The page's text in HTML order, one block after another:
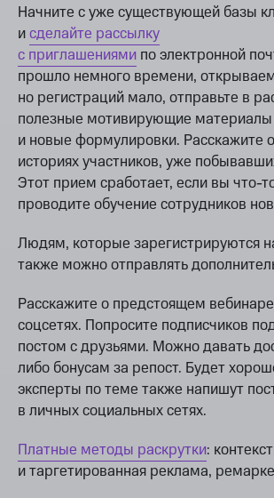
Начните с уже существующей базы
исделайте рассылку
с приглашениями по электронной
прошло немного времени,
но регистраций мало, отправьте в
полезные мотивирующие
и новые формулировки. Расскажите
историях участников, уже
Этот прием сработает, если вы что-
проводите обучение сотрудников
Людям, которые зарегистрируются
также можно отправлять
Расскажите о предстоящем
соцсетях. Попросите подписчиков
постом с друзьями. Можно давать
либо бонусам за репост. Будет
эксперты по теме также напишут
в личных социальных сетях.
Платные методы раскрутки:
и таргетированная реклама,